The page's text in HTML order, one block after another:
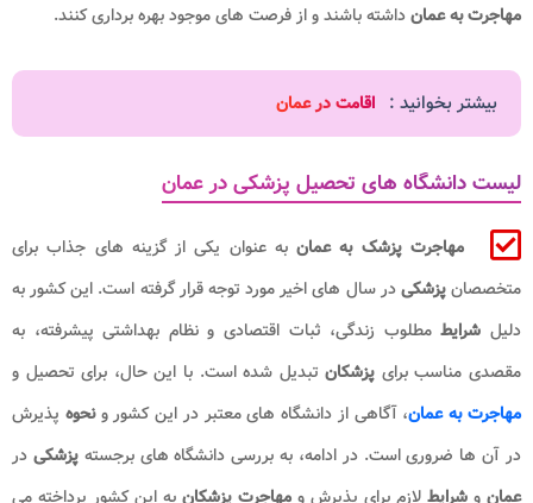
مهاجرت به عمانداشته باشند و از فرصت های موجود بهره برداری کنند.
بیشتر بخوانید : اقامت در عمان
لیست دانشگاه های تحصیل پزشکی در عمان
مهاجرت پزشک به عمانبه عنوان یکی از گزینه های جذاب برای
متخصصانپزشکیدر سال های اخیر مورد توجه قرار گرفته است. این کشور به
دلیل شرایطمطلوب زندگی، ثبات اقتصادی و نظام بهداشتی پیشرفته، به
مقصدی مناسب برای پزشکان تبدیل شده است. با این حال، برای تحصیل و
مهاجرت به عمان، آگاهی از دانشگاه های معتبر در این کشور ونحوه پذیرش
در آن ها ضروری است. در ادامه، به بررسی دانشگاه های برجستهپزشکی در
عمان و شرایط لازم برای پذیرش و مهاجرت پزشکان به این کشور پرداخته می